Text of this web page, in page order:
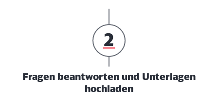
Fragen beantworten und Unterlagen
hochladen